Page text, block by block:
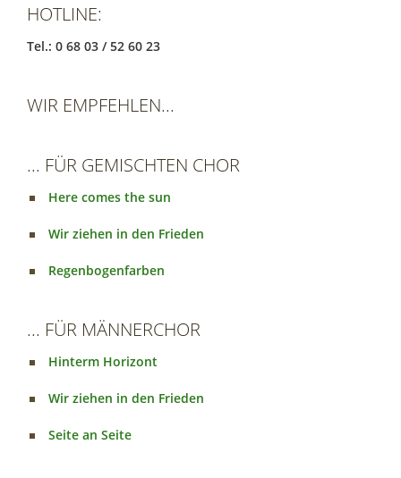
HOTLINE:
Tel.: 0 68 03 / 52 60 23
WIR EMPFEHLEN...
... FÜR GEMISCHTEN CHOR
Here comes the sun
Wir ziehen in den Frieden
Regenbogenfarben
... FÜR MÄNNERCHOR
Hinterm Horizont
Wir ziehen in den Frieden
Seite an Seite